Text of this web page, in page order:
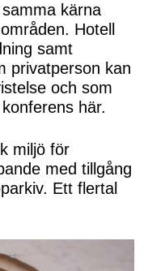
kärna
Hotell
samt
privatperson kan
och som
här.
miljö för
med tillgång
Ett flertal